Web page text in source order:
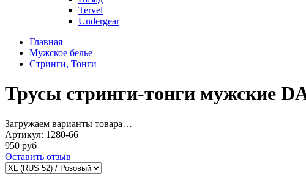
Tervel
Undergear
Главная
Мужское белье
Стринги, Тонги
Трусы стринги-тонги мужские
Загружаем варианты товара…
Артикул: 1280-66
950 руб
Оставить отзыв